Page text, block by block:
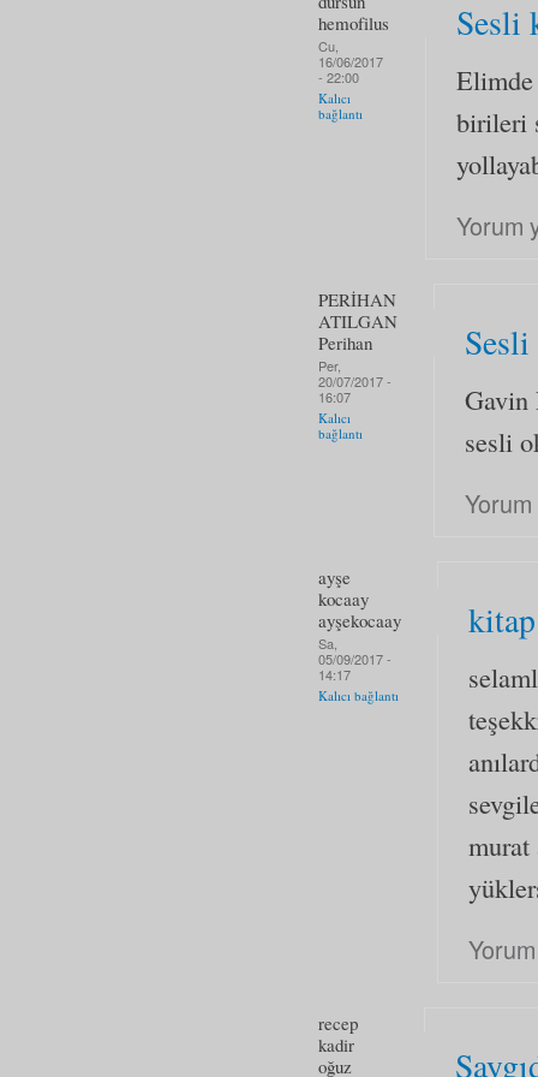
hemofilus
Cu,
16/06/2017
- 22:00
Kalıcı
bağlantı
Sesli
birileri
Yorum
PERİHAN
ATILGAN
Perihan
Per,
20/07/2017 -
16:07
Kalıcı
bağlantı
Gavin
sesli
ayşe
kocaay
ayşekocaay
Sa,
05/09/2017 -
14:17
Kalıcı bağlantı
murat
recep
kadir
oğuz